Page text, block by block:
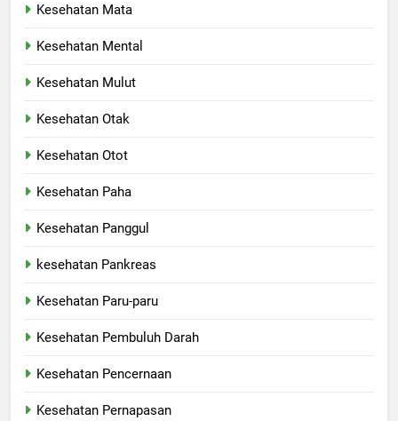
Kesehatan Mata
Kesehatan Mental
Kesehatan Mulut
Kesehatan Otak
Kesehatan Otot
Kesehatan Paha
Kesehatan Panggul
kesehatan Pankreas
Kesehatan Paru-paru
Kesehatan Pembuluh Darah
Kesehatan Pencernaan
Kesehatan Pernapasan